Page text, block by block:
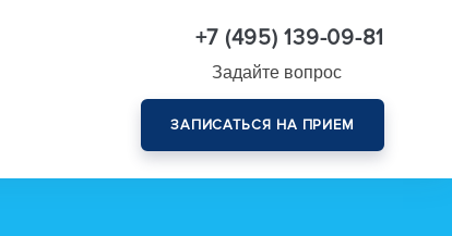
+7 (495) 139-09-81
Задайте вопрос
ЗАПИСАТЬСЯ НА ПРИЕМ